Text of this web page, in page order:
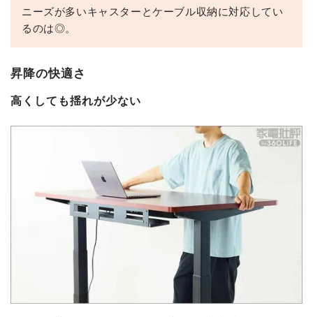
ニーズが多いキャスターとケーブル収納に対応してい
るのは◎。
昇降の快適さ
高くしても揺れが少ない